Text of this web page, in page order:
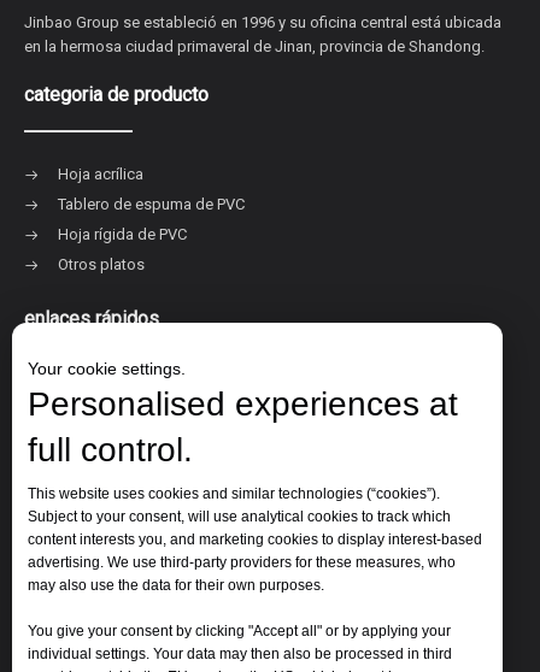
Jinbao Group se estableció en 1996 y su oficina central está ubicada
en la hermosa ciudad primaveral de Jinan, provincia de Shandong.
categoria de producto
Hoja acrílica
Tablero de espuma de PVC
Hoja rígida de PVC
Otros platos
enlaces rápidos
Sobre Jinbao
Solicitud
Nuestros clientes
Contáctenos
Contáctenos
Correo electrónico:jinbao@jinbaoplastic.com
Your cookie settings.
Personalised experiences at
full control.
This website uses cookies and similar technologies (“cookies”).
Subject to your consent, will use analytical cookies to track which
content interests you, and marketing cookies to display interest-based
advertising. We use third-party providers for these measures, who
may also use the data for their own purposes.
You give your consent by clicking "Accept all" or by applying your
individual settings. Your data may then also be processed in third